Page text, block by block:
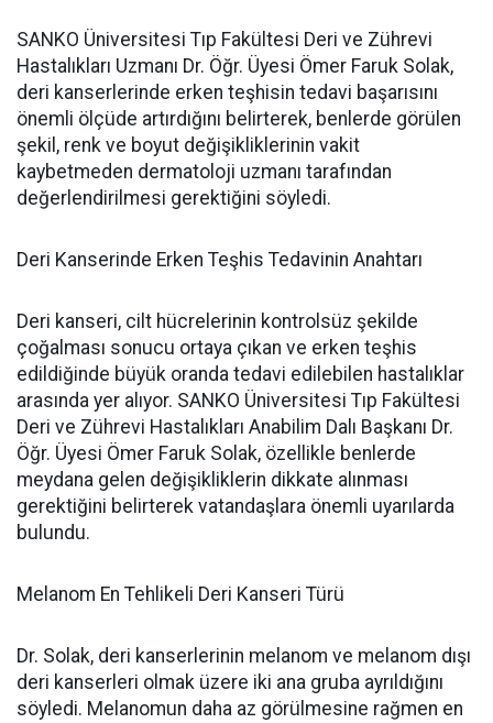
SANKO Üniversitesi Tıp Fakültesi Deri ve Zührevi
Hastalıkları Uzmanı Dr. Öğr. Üyesi Ömer Faruk Solak,
deri kanserlerinde erken teşhisin tedavi başarısını
önemli ölçüde artırdığını belirterek, benlerde görülen
şekil, renk ve boyut değişikliklerinin vakit
kaybetmeden dermatoloji uzmanı tarafından
değerlendirilmesi gerektiğini söyledi.
Deri Kanserinde Erken Teşhis Tedavinin Anahtarı
Deri kanseri, cilt hücrelerinin kontrolsüz şekilde
çoğalması sonucu ortaya çıkan ve erken teşhis
edildiğinde büyük oranda tedavi edilebilen hastalıklar
arasında yer alıyor. SANKO Üniversitesi Tıp Fakültesi
Deri ve Zührevi Hastalıkları Anabilim Dalı Başkanı Dr.
Öğr. Üyesi Ömer Faruk Solak, özellikle benlerde
meydana gelen değişikliklerin dikkate alınması
gerektiğini belirterek vatandaşlara önemli uyarılarda
bulundu.
Melanom En Tehlikeli Deri Kanseri Türü
Dr. Solak, deri kanserlerinin melanom ve melanom dışı
deri kanserleri olmak üzere iki ana gruba ayrıldığını
söyledi. Melanomun daha az görülmesine rağmen en